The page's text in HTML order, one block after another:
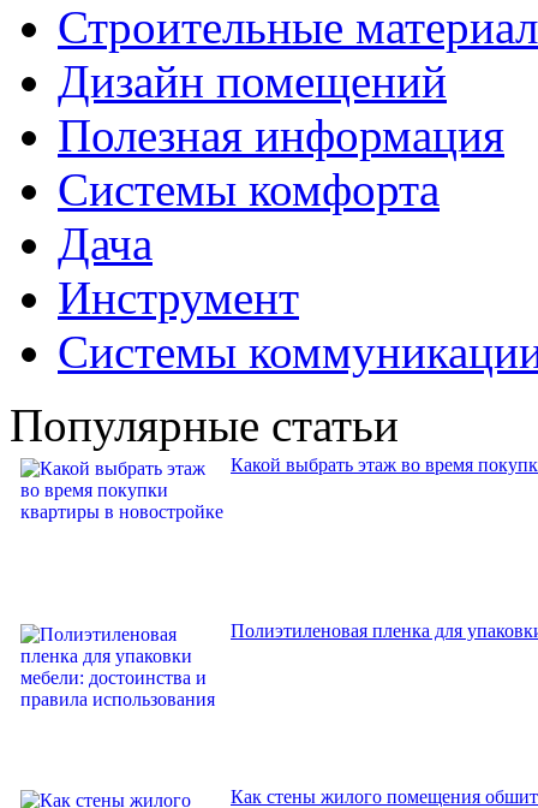
Строительные
Дизайн помещений
Полезная информация
Системы комфорта
Дача
Инструмент
Системы
Популярные статьи
Какой выбрать этаж во время
Полиэтиленовая пленка для
Как стены жилого помещения